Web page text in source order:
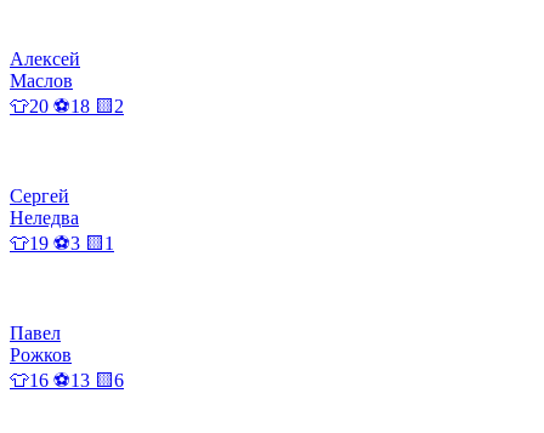
Алексей
Маслов
👕20 ⚽18 🟨2
Сергей
Неледва
👕19 ⚽3 🟨1
Павел
Рожков
👕16 ⚽13 🟨6